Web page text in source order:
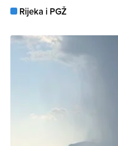
Rijeka i PGŽ